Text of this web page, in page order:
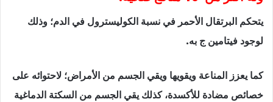
يتحكم البرتقال الأحمر في نسبة الكوليسترول في الدم؛ وذلك
لوجود فيتامين ج به.
كما يعزز المناعة ويقويها ويقي الجسم من الأمراض؛ لاحتوائه على
خصائص مضادة للأكسدة، كذلك يقي الجسم من السكتة الدماغية